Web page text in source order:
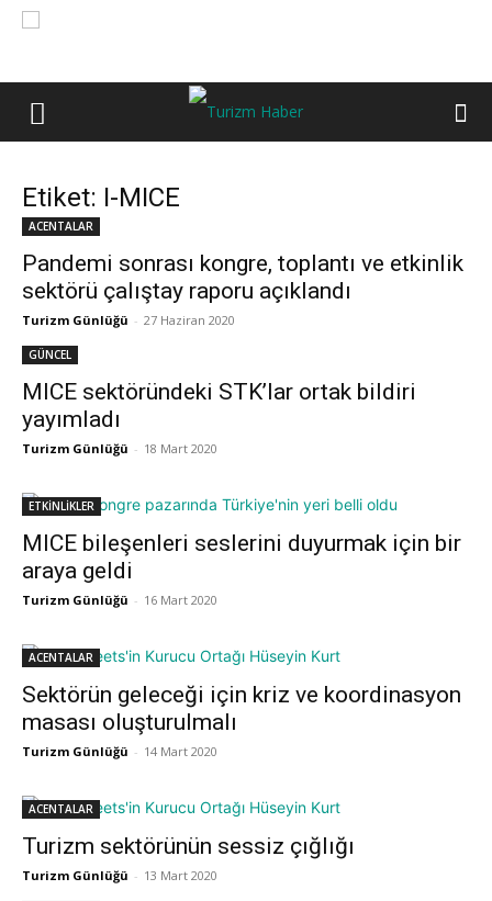
Etiket: I-MICE
ACENTALAR
Pandemi sonrası kongre, toplantı ve etkinlik
sektörü çalıştay raporu açıklandı
Turizm Günlüğü - 27 Haziran 2020
GÜNCEL
MICE sektöründeki STK’lar ortak bildiri
yayımladı
Turizm Günlüğü - 18 Mart 2020
ETKİNLİKLER
MICE bileşenleri seslerini duyurmak için bir
araya geldi
Turizm Günlüğü - 16 Mart 2020
ACENTALAR
Sektörün geleceği için kriz ve koordinasyon
masası oluşturulmalı
Turizm Günlüğü - 14 Mart 2020
ACENTALAR
Turizm sektörünün sessiz çığlığı
Turizm Günlüğü - 13 Mart 2020